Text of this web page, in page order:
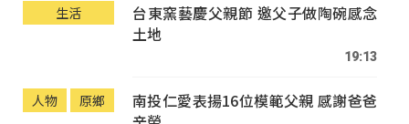
生活
台東窯藝慶父親節 邀父子做陶碗感念
土地
19:13
人物 原鄉
南投仁愛表揚16位模範父親 感謝爸爸